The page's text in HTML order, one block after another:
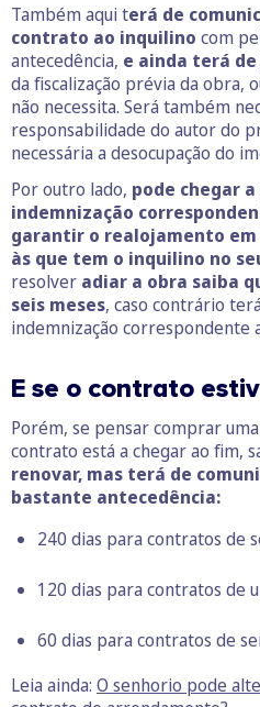
Também aqui terá de
contrato ao inquilino com
antecedência, e ainda terá
da fiscalização prévia da obra,
não necessita. Será também
responsabilidade do autor do
necessária a desocupação do
Por outro lado, pode chegar
indemnização
garantir o realojamento
às que tem o inquilino no
resolver adiar a obra saiba
seis meses, caso contrário
indemnização correspondente
E se o contrato
Porém, se pensar comprar
contrato está a chegar ao fim,
renovar, mas terá de
bastante antecedência:
240 dias para contratos de
120 dias para contratos de
60 dias para contratos de
Leia ainda: O senhorio pode